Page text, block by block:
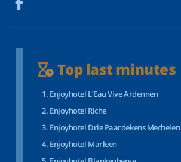
Top last minutes
Enjoyhotel L’Eau Vive Ardennen
Enjoyhotel Riche
Enjoyhotel Drie Paardekens Mechelen
Enjoyhotel Marleen